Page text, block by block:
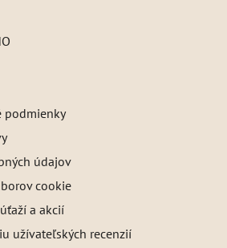
podmienky
údajov
cookie
a akcií
užívateľských recenzií